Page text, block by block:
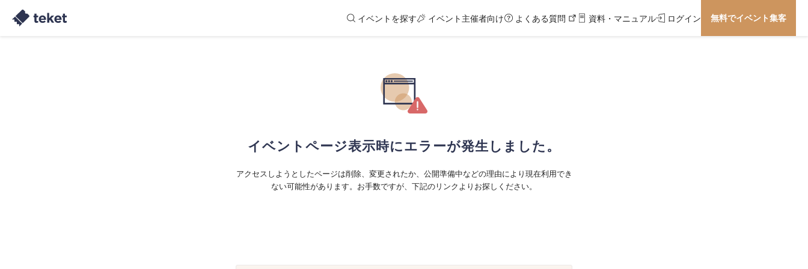
イベントを探す イベント主催者向け よくある質問 資料・マニュアル ログイン 無料でイベント集客
イベントページ表示時にエラーが発生しました。
アクセスしようとしたページは削除、変更されたか、公開準備中などの理由により現在利用でき
ない可能性があります。お手数ですが、下記のリンクよりお探しください。